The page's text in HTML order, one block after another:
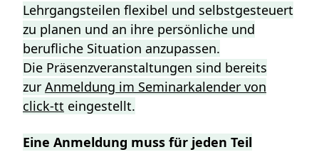
Lehrgangsteilen flexibel und selbstgesteuert
zu planen und an ihre persönliche und
berufliche Situation anzupassen.
Die Präsenzveranstaltungen sind bereits
zur Anmeldung im Seminarkalender von
click-tt eingestellt.
Eine Anmeldung muss für jeden Teil